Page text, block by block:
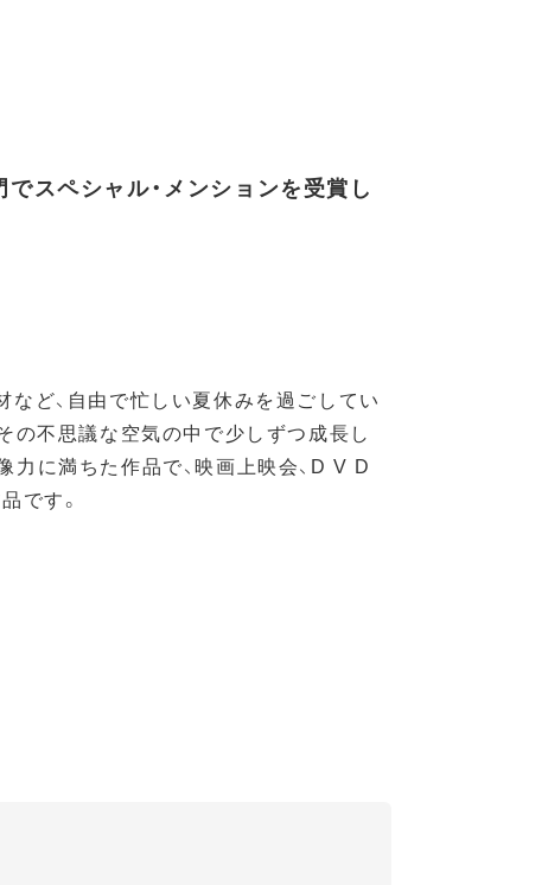
スペシャル・メンションを受賞し
ど、自由で忙しい夏休みを過ごしてい
の不思議な空気の中で少しずつ成長し
に満ちた作品で、映画上映会、D V D
です。